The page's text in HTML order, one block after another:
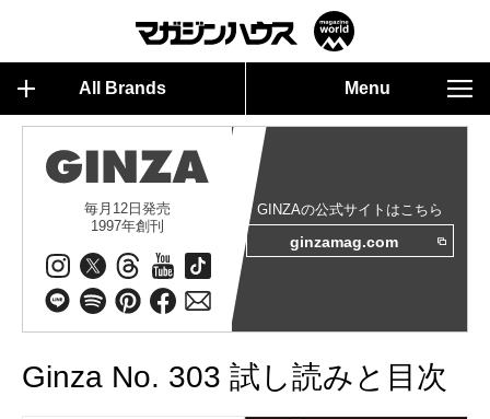
All Brands Menu
毎月12日発売
1997年創刊
GINZAの公式サイトはこちら
ginzamag.com
Ginza No. 303 試し読みと目次